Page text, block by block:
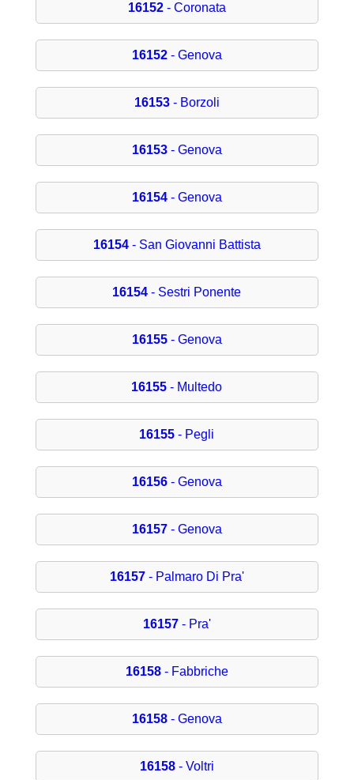
16152- Coronata
16152- Genova
16153- Borzoli
16153- Genova
16154- Genova
16154- San Giovanni Battista
16154 - Sestri Ponente
16155- Genova
16155 - Multedo
16155 - Pegli
16156- Genova
16157- Genova
16157- Palmaro Di Pra'
16157- Pra'
16158- Fabbriche
16158- Genova
16158- Voltri